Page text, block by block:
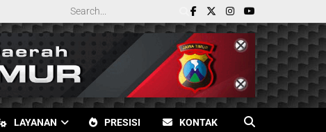
LAYANAN PRESISI KONTAK